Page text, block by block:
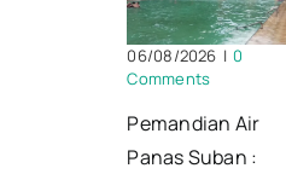
06/08/2026 | 0
Comments
Pemandian Air
Panas Suban :